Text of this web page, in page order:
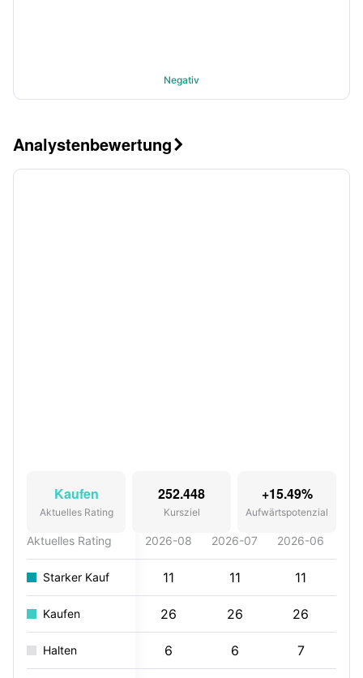
Negativ
Analystenbewertung 
Kaufen
Aktuelles Rating
252.448
Kursziel
+15.49%
Aufwärtspotenzial
Aktuelles Rating 2026-08 2026-07 2026-06
Starker Kauf 11 11 11
Kaufen 26 26 26
Halten 6 6 7